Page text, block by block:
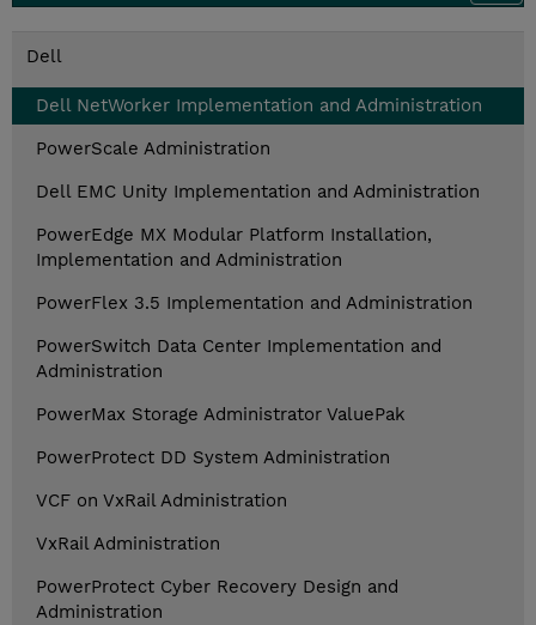
Dell
Dell NetWorker Implementation and Administration
PowerScale Administration
Dell EMC Unity Implementation and Administration
PowerEdge MX Modular Platform Installation,
Implementation and Administration
PowerFlex 3.5 Implementation and Administration
PowerSwitch Data Center Implementation and
Administration
PowerMax Storage Administrator ValuePak
PowerProtect DD System Administration
VCF on VxRail Administration
VxRail Administration
PowerProtect Cyber Recovery Design and
Administration